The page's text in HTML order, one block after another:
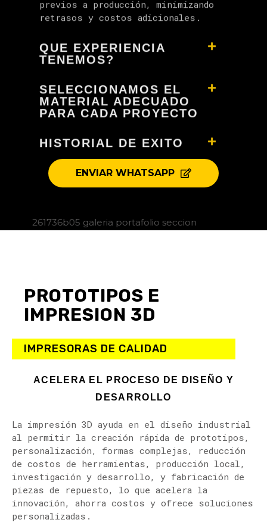
QUE EXPERIENCIA
TENEMOS?
SELECCIONAMOS EL
MATERIAL ADECUADO
HISTORIAL DE EXITO
ENVIAR WHATSAPP
PROTOTIPOS E
IMPRESION 3D
IMPRESORAS DE CALIDAD
ACELERA EL PROCESO DE DISEÑO Y
DESARROLLO
La impresión 3D ayuda en el diseño industrial
al permitir la creación rápida de prototipos,
personalización, formas complejas, reducción
de costos de herramientas, producción local,
investigación y desarrollo, y fabricación de
piezas de repuesto, lo que acelera la
innovación, ahorra costos y ofrece soluciones
personalizadas.